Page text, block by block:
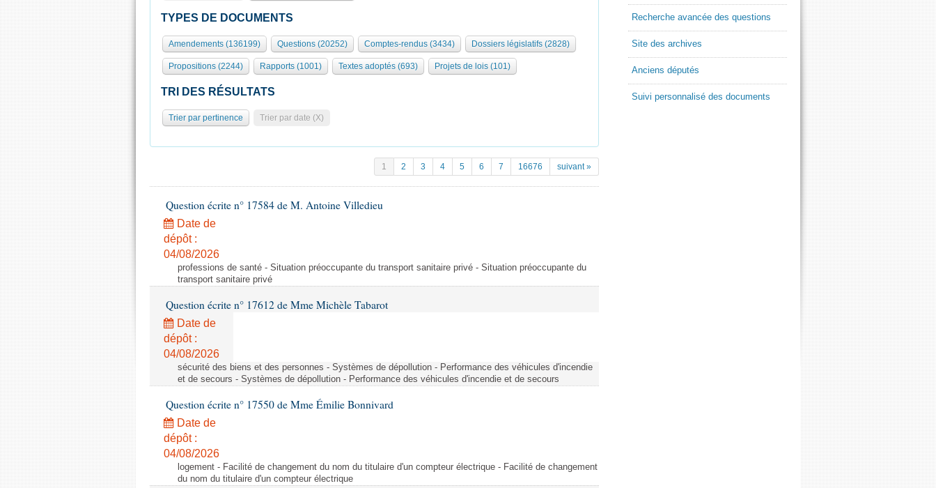
TYPES DE DOCUMENTS
Amendements (136199) Questions (20252) Comptes-rendus (3434) Dossiers législatifs (2828)
Propositions (2244) Rapports (1001) Textes adoptés (693) Projets de lois (101)
TRI DES RÉSULTATS
Trier par pertinence Trier par date (X)
1 2 3 4 5 6 7 16676 suivant »
Question écrite n° 17584 de M. Antoine Villedieu
Date de
dépôt :
04/08/2026
professions de santé - Situation préoccupante du transport sanitaire privé - Situation préoccupante du
transport sanitaire privé
Question écrite n° 17612 de Mme Michèle Tabarot
Date de
dépôt :
04/08/2026
sécurité des biens et des personnes - Systèmes de dépollution - Performance des véhicules d'incendie
et de secours - Systèmes de dépollution - Performance des véhicules d'incendie et de secours
Question écrite n° 17550 de Mme Émilie Bonnivard
Date de
dépôt :
04/08/2026
logement - Facilité de changement du nom du titulaire d'un compteur électrique - Facilité de changement
du nom du titulaire d'un compteur électrique
Recherche avancée des questions
Site des archives
Anciens députés
Suivi personnalisé des documents